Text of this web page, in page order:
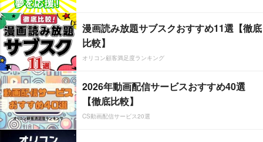
漫画読み放題サブスクおすすめ11選【徹底
比較】
オリコン顧客満足度ランキング
2026年動画配信サービスおすすめ40選
【徹底比較】
CS動画配信サービス20選